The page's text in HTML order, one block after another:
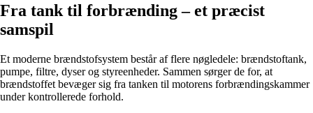
Fra tank til forbrænding – et præcist
samspil
Et moderne brændstofsystem består af flere nøgledele: brændstoftank,
pumpe, filtre, dyser og styreenheder. Sammen sørger de for, at
brændstoffet bevæger sig fra tanken til motorens forbrændingskammer
under kontrollerede forhold.